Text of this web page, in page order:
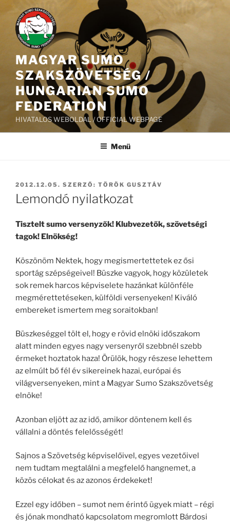
Tartalomhoz
MAGYAR SUMO
SZAKSZÖVETSÉG /
HUNGARIAN SUMO
FEDERATION
HIVATALOS WEBOLDAL / OFFICIAL WEBPAGE
Menü
BEKÜLDVE:
2012.12.05. SZERZŐ: TÖRÖK GUSZTÁV
Lemondó nyilatkozat
Tisztelt sumo versenyzők! Klubvezetők, szövetségi
tagok! Elnökség!
Köszönöm Nektek, hogy megismertettetek ez ősi
sportág szépségeivel! Büszke vagyok, hogy közületek
sok remek harcos képviselete hazánkat különféle
megmérettetéseken, külföldi versenyeken! Kiváló
embereket ismertem meg soraitokban!
Büszkeséggel tölt el, hogy e rövid elnöki időszakom
alatt minden egyes nagy versenyről szebbnél szebb
érmeket hoztatok haza! Örülök, hogy részese lehettem
az elmúlt bő fél év sikereinek hazai, európai és
világversenyeken, mint a Magyar Sumo Szakszövetség
elnöke!
Azonban eljött az az idő, amikor döntenem kell és
vállalni a döntés felelősségét!
Sajnos a Szövetség képviselőivel, egyes vezetőivel
nem tudtam megtalálni a megfelelő hangnemet, a
közös célokat és az azonos érdekeket!
Ezzel egy időben – sumot nem érintő ügyek miatt – régi
és jónak mondható kapcsolatom megromlott Bárdosi